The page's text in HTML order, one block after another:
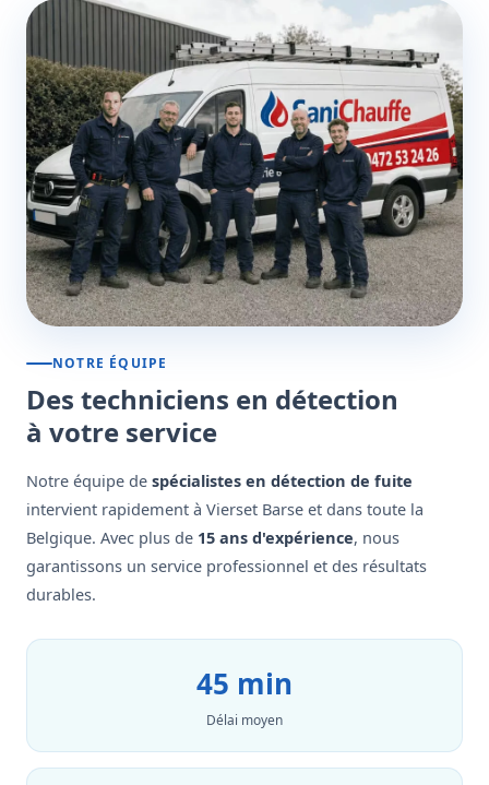
NOTRE ÉQUIPE
Des techniciens en détection
à votre service
Notre équipe de spécialistes en détection de fuite
intervient rapidement à Vierset Barse et dans toute la
Belgique. Avec plus de 15 ans d'expérience, nous
garantissons un service professionnel et des résultats
durables.
45 min
Délai moyen